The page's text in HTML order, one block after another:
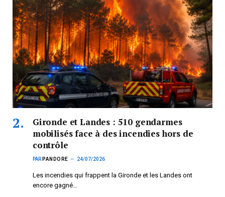
Gironde et Landes : 510 gendarmes
mobilisés face à des incendies hors de
contrôle
PAR PANDORE 24/07/2026
Les incendies qui frappent la Gironde et les Landes ont
encore gagné…